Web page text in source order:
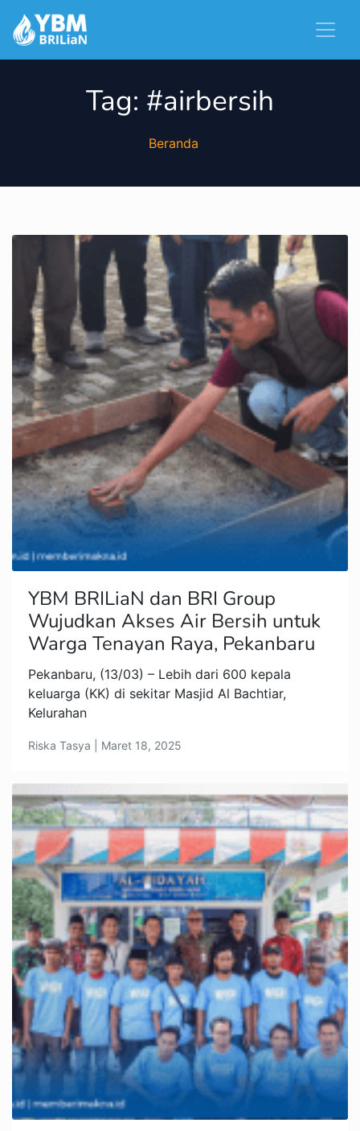
Tag: #airbersih
Beranda
YBM BRILiaN dan BRI Group
Wujudkan Akses Air Bersih untuk
Warga Tenayan Raya, Pekanbaru
Pekanbaru, (13/03) – Lebih dari 600 kepala
keluarga (KK) di sekitar Masjid Al Bachtiar,
Kelurahan
Riska Tasya | Maret 18, 2025